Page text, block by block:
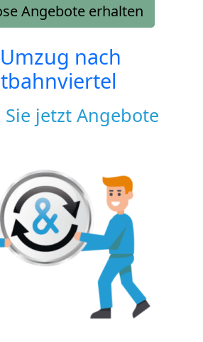
Angebote erhalten
nach
Sie jetzt Angebote